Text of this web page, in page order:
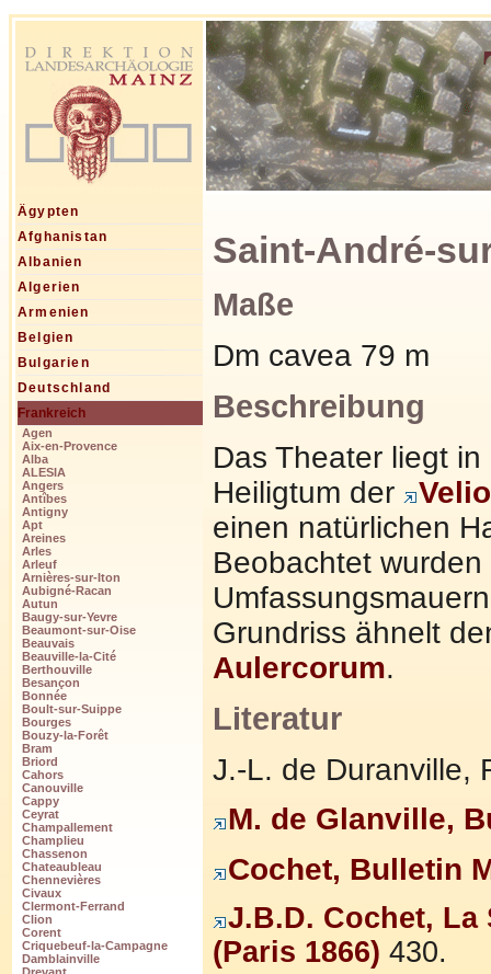
Ägypten
Afghanistan
Albanien
Algerien
Armenien
Belgien
Bulgarien
Deutschland
Frankreich
Agen
Aix-en-Provence
Alba
ALESIA
Angers
Antîbes
Antigny
Apt
Areines
Arles
Arleuf
Arnières-sur-Iton
Aubigné-Racan
Autun
Baugy-sur-Yevre
Beaumont-sur-Oise
Beauvais
Beauville-la-Cité
Berthouville
Besançon
Bonnée
Boult-sur-Suippe
Bourges
Bouzy-la-Forêt
Bram
Briord
Cahors
Canouville
Cappy
Ceyrat
Champallement
Champlieu
Chassenon
Chateaubleau
Chennevières
Civaux
Clermont-Ferrand
Clion
Corent
Criquebeuf-la-Campagne
Damblainville
Saint-André-
Maße
Dm cavea 79 m
Beschreibung
Das Theater liegt
Heiligtum der
einen natürlichen
Beobachtet wurden
Grundriss ähnelt
Aulercorum.
Literatur
J.-L. de Duranville,
M. de Glanville,
Cochet, Bulletin
J.B.D. Cochet,
(Paris 1866) 430.